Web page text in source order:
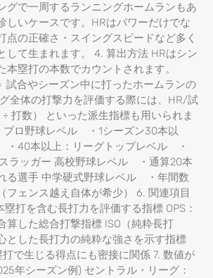
グで一周するランニングホームランもあ
しいケースです。HRはパワーだけでな
点の正確さ・スイングスピードなど多く
して生まれます。 4. 算出方法 HRはシン
本塁打の本数でカウントされます。
試合やシーズン中に打ったホームランの
全体の打撃力を評価する際には、HR/試
打数） といった派生指標も用いられま
プロ野球レベル ・1シーズン30本以
40本以上：リーグトップレベル ・
ラッガー 高校野球レベル ・通算20本
る選手 中学硬式野球レベル ・年間数
フェンス越え自体が希少） 6. 関連項目
塁打を含む長打力を評価する指標 OPS：
算した総合打撃指標 ISO（純粋長打
とした長打力の純粋な強さを示す指標
で生じる得点にも密接に関係 7. 数値が
年シーズン例) セントラル・リーグ：